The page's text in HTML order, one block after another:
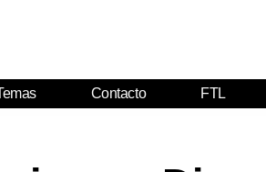
Contacto FTL